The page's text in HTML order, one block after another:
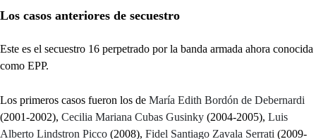
Los casos anteriores de secuestro
Este es el secuestro 16 perpetrado por la banda armada ahora conocida
como EPP.
Los primeros casos fueron los de María Edith Bordón de Debernardi
(2001-2002), Cecilia Mariana Cubas Gusinky (2004-2005), Luis
Alberto Lindstron Picco (2008), Fidel Santiago Zavala Serrati (2009-